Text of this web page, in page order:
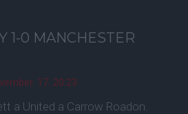
1-0 MANCHESTER
17. 20:23
a United a Carrow Roadon.